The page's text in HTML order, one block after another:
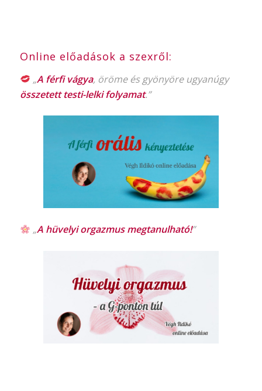
Online előadások a szexről:
„A férfi vágya, öröme és gyönyöre ugyanúgy
összetett testi-lelki folyamat.”
„A hüvelyi orgazmus megtanulható!”